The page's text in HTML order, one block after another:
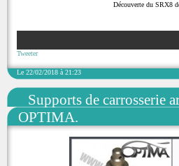
Découverte du SRX8
Tweeter
Le 22/02/2018 à 21:23
Supports de carrosserie
OPTIMA.